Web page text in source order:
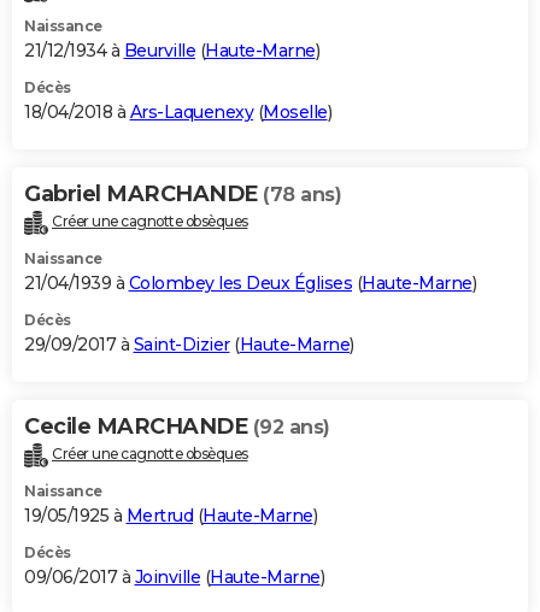
Naissance
21/12/1934 à Beurville (Haute-Marne)
Décès
18/04/2018 à Ars-Laquenexy(Moselle)
Gabriel MARCHANDE (78 ans)
Créer une cagnotte obsèques
Naissance
21/04/1939 à Colombey les Deux Églises (Haute-Marne)
Décès
29/09/2017 à Saint-Dizier(Haute-Marne)
Cecile MARCHANDE (92 ans)
Créer une cagnotte obsèques
Naissance
19/05/1925 à Mertrud (Haute-Marne)
Décès
09/06/2017 à Joinville (Haute-Marne)